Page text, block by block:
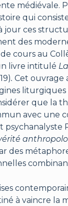
médiévale.
qui
jour ces
des
cours au
livre intitulé
. Cet ouvrage
que la
avec une
psychanalyste
des
à vaincre la